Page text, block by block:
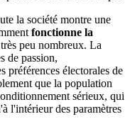
la société montre une
fonctionne la
peu nombreux. La
de passion,
préférences électorales de
que la population
sérieux, qui
l'intérieur des paramètres